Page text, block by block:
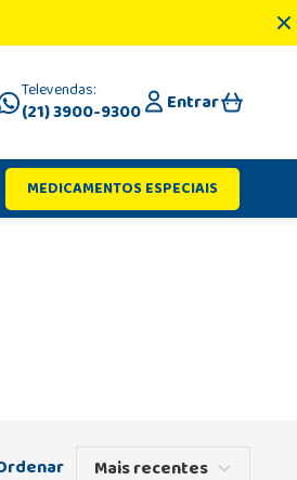
Televendas:
(21) 3900-9300 Entrar
MEDICAMENTOS ESPECIAIS
Mais recentes